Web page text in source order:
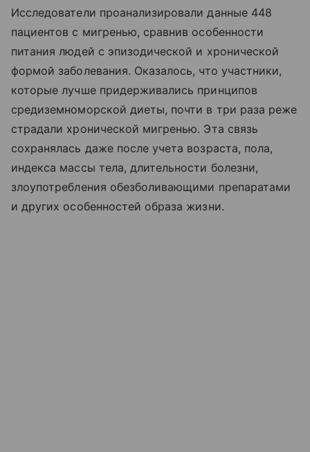
Исследователи проанализировали данные 448
пациентов с мигренью, сравнив особенности
питания людей с эпизодической и хронической
формой заболевания. Оказалось, что участники,
которые лучше придерживались принципов
средиземноморской диеты, почти в три раза реже
страдали хронической мигренью. Эта связь
сохранялась даже после учета возраста, пола,
индекса массы тела, длительности болезни,
злоупотребления обезболивающими препаратами
и других особенностей образа жизни.